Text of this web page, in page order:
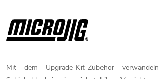
Mit dem Upgrade-Kit-Zubehör